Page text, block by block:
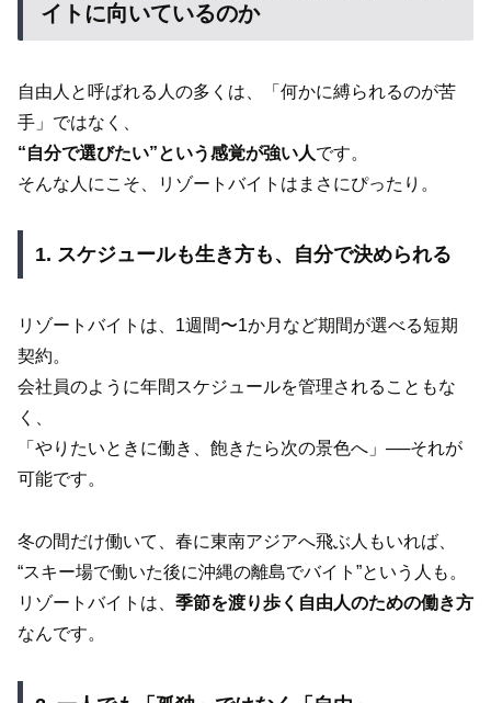
イトに向いているのか
自由人と呼ばれる人の多くは、「何かに縛られるのが苦
手」ではなく、
“自分で選びたい”という感覚が強い人です。
そんな人にこそ、リゾートバイトはまさにぴったり。
1. スケジュールも生き方も、自分で決められる
リゾートバイトは、1週間〜1か月など期間が選べる短期
契約。
会社員のように年間スケジュールを管理されることもな
く、
「やりたいときに働き、飽きたら次の景色へ」──それが
可能です。
冬の間だけ働いて、春に東南アジアへ飛ぶ人もいれば、
“スキー場で働いた後に沖縄の離島でバイト”という人も。
リゾートバイトは、 季節を渡り歩く自由人のための働き方
なんです。